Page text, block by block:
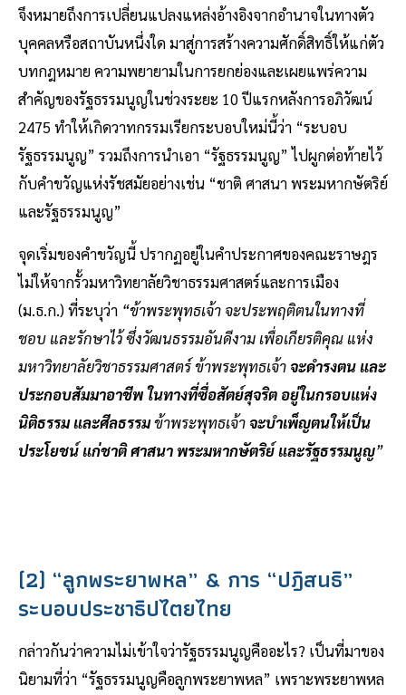
จึงหมายถึงการเปลี่ยนแปลงแหล่งอ้างอิงจากอำนาจในทางตัว
บุคคลหรือสถาบันหนึ่งใด มาสู่การสร้างความศักดิ์สิทธิ์ให้แก่ตัว
บทกฎหมาย ความพยายามในการยกย่องและเผยแพร่ความ
สำคัญของรัฐธรรมนูญในช่วงระยะ 10 ปีแรกหลังการอภิวัฒน์
2475 ทำให้เกิดวาทกรรมเรียกระบอบใหม่นี้ว่า “ระบอบ
รัฐธรรมนูญ” รวมถึงการนำเอา “รัฐธรรมนูญ” ไปผูกต่อท้ายไว้
กับคำขวัญแห่งรัชสมัยอย่างเช่น “ชาติ ศาสนา พระมหากษัตริย์
และรัฐธรรมนูญ”
จุดเริ่มของคำขวัญนี้ ปรากฏอยู่ในคำประกาศของคณะราษฎร
ไม่ให้จากรั้วมหาวิทยาลัยวิชาธรรมศาสตร์และการเมือง
(ม.ธ.ก.) ที่ระบุว่า “ข้าพระพุทธเจ้า จะประพฤติตนในทางที่
ชอบ และรักษาไว้ ซึ่งวัฒนธรรมอันดีงาม เพื่อเกียรติคุณ แห่ง
มหาวิทยาลัยวิชาธรรมศาสตร์ ข้าพระพุทธเจ้า จะดำรงตน และ
ประกอบสัมมาอาชีพ ในทางที่ซื่อสัตย์สุจริต อยู่ในกรอบแห่ง
นิติธรรม และศีลธรรมข้าพระพุทธเจ้า จะบำเพ็ญตนให้เป็น
ประโยชน์ แก่ชาติ ศาสนา พระมหากษัตริย์ และรัฐธรรมนูญ”
(2) “ลูกพระยาพหล” & การ “ปฎิสนธิ”
ระบอบประชาธิปไตยไทย
กล่าวกันว่าความไม่เข้าใจว่ารัฐธรรมนูญคืออะไร? เป็นที่มาของ
นิยามที่ว่า “รัฐธรรมนูญคือลูกพระยาพหล” เพราะพระยาพหล